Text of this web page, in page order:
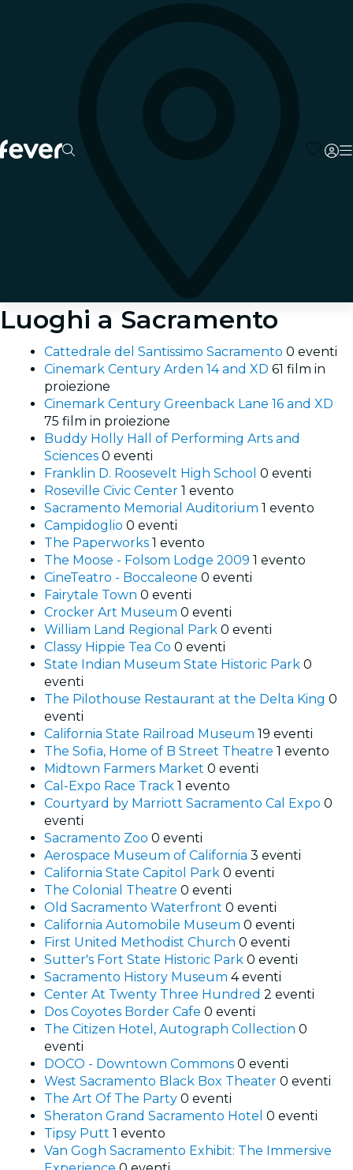
Luoghi a Sacramento
Cattedrale del Santissimo Sacramento 0 eventi
Cinemark Century Arden 14 and XD 61 film in
proiezione
Cinemark Century Greenback Lane 16 and XD
75 film in proiezione
Buddy Holly Hall of Performing Arts and
Sciences 0 eventi
Franklin D. Roosevelt High School 0 eventi
Roseville Civic Center 1 evento
Sacramento Memorial Auditorium 1 evento
Campidoglio 0 eventi
The Paperworks 1 evento
The Moose - Folsom Lodge 2009 1 evento
CineTeatro - Boccaleone 0 eventi
Fairytale Town 0 eventi
Crocker Art Museum 0 eventi
William Land Regional Park 0 eventi
Classy Hippie Tea Co 0 eventi
State Indian Museum State Historic Park 0
eventi
The Pilothouse Restaurant at the Delta King 0
eventi
California State Railroad Museum 19 eventi
The Sofia, Home of B Street Theatre 1 evento
Midtown Farmers Market 0 eventi
Cal-Expo Race Track 1 evento
Courtyard by Marriott Sacramento Cal Expo 0
eventi
Sacramento Zoo 0 eventi
Aerospace Museum of California 3 eventi
California State Capitol Park 0 eventi
The Colonial Theatre 0 eventi
Old Sacramento Waterfront 0 eventi
California Automobile Museum 0 eventi
First United Methodist Church 0 eventi
Sutter's Fort State Historic Park 0 eventi
Sacramento History Museum 4 eventi
Center At Twenty Three Hundred 2 eventi
Dos Coyotes Border Cafe 0 eventi
The Citizen Hotel, Autograph Collection 0
eventi
DOCO - Downtown Commons 0 eventi
West Sacramento Black Box Theater 0 eventi
The Art Of The Party 0 eventi
Sheraton Grand Sacramento Hotel 0 eventi
Tipsy Putt 1 evento
Van Gogh Sacramento Exhibit: The Immersive